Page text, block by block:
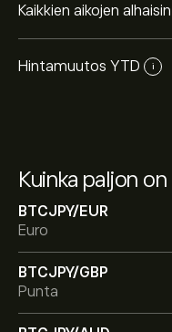
Kuinka paljon on
BTCJPY/EUR
Euro
BTCJPY/GBP
Punta
Kaikkien aikojen alhaisin
Hintamuutos YTD i